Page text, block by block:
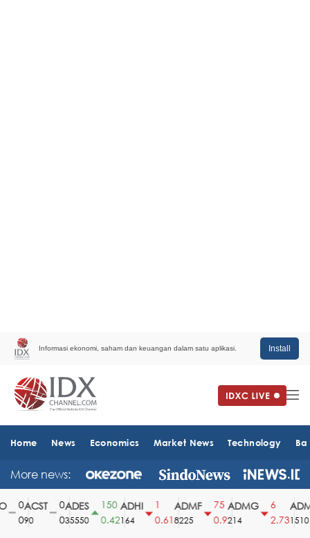
Informasi ekonomi, saham dan keuangan dalam satu aplikasi. Install
Home News Economics Market News Technology
More news:
ACST
90
ADES
35550
150
0.42
ADHI
164
0.61
ADMF
8225
75
0.9
ADMG
214
2.73
ADMR
1510